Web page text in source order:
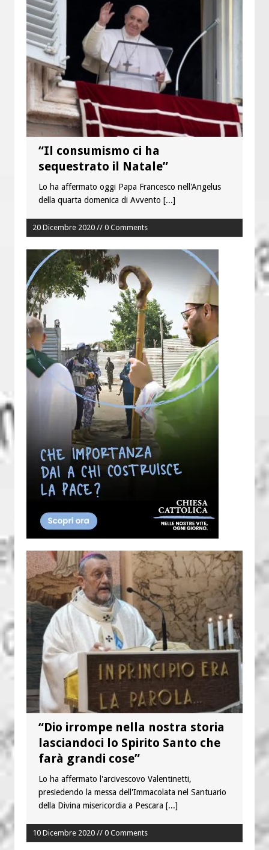
“Il consumismo ci ha
sequestrato il Natale”
Lo ha affermato oggi Papa Francesco nell'Angelus
della quarta domenica di Avvento [...]
20 Dicembre 2020 // 0 Comments
“Dio irrompe nella nostra storia
lasciandoci lo Spirito Santo che
farà grandi cose”
Lo ha affermato l'arcivescovo Valentinetti,
presiedendo la messa dell'Immacolata nel Santuario
della Divina misericordia a Pescara [...]
10 Dicembre 2020 // 0 Comments